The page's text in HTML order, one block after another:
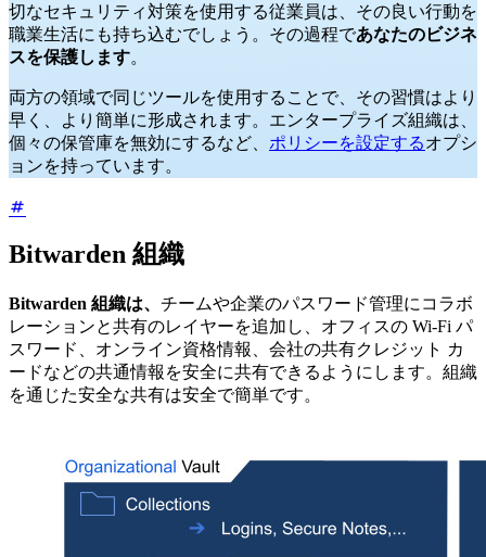
切なセキュリティ対策を使用する従業員は、その良い行動を
職業生活にも持ち込むでしょう。その過程であなたのビジネ
スを保護します。
両方の領域で同じツールを使用することで、その習慣はより
早く、より簡単に形成されます。エンタープライズ組織は、
個々の保管庫を無効にするなど、 ポリシーを設定するオプシ
ョンを持っています。
Bitwarden 組織
Bitwarden 組織は、 チームや企業のパスワード管理にコラボ
レーションと共有のレイヤーを追加し、オフィスの Wi-Fi パ
スワード、オンライン資格情報、会社の共有クレジット カ
ードなどの共通情報を安全に共有できるようにします。組織
を通じた安全な共有は安全で簡単です。